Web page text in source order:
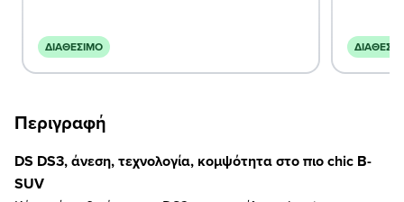
ΔΙΑΘΈΣΙΜΟ
Περιγραφή
DS DS3, άνεση, τεχνολογία, κομψότητα στο πιο chic B-
SUV